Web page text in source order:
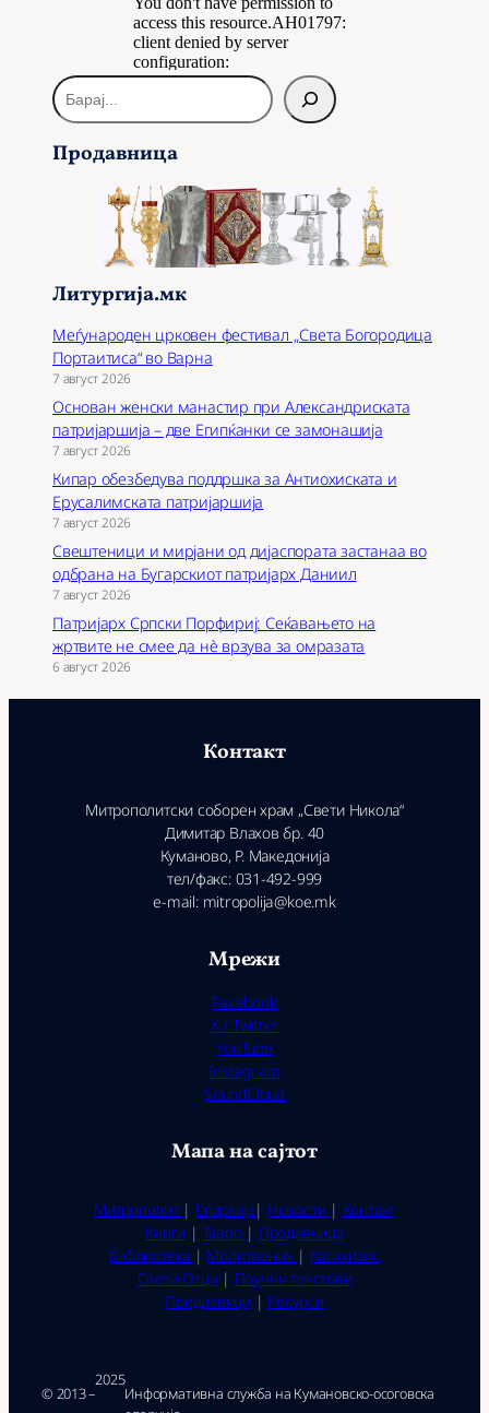
Б
а
а
Продавница
Литургија.мк
Меѓународен црковен фестивал „Света Богородица
Портаитиса“ во Варна
7 август 2026
Основан женски манастир при Александриската
патријаршија – две Египќанки се замонашија
7 август 2026
Кипар обезбедува поддршка за Антиохиската и
Ерусалимската патријаршија
7 август 2026
Свештеници и мирјани од дијаспората застанаа во
одбрана на Бугарскиот патријарх Даниил
7 август 2026
Патријарх Српски Порфириј: Сеќавањето на
жртвите не смее да нѐ врзува за омразата
6 август 2026
Контакт
Митрополитски соборен храм „Свети Никола“
Димитар Влахов бр. 40
Куманово, Р. Македонија
тел/факс: 031-492-999
e-mail: mitropolija@koe.mk
Мрежи
Facebook
X / Twitter
YouTube
Instagram
SoundCloud
Мапа на сајтот
Митрополит | Епархија| Новости | Контакт
Книги | Тавор | Продавница
Библиотека | Молитвеник | Катихизис
Свети Отци| Поучни текстови
Предизвици | Ресурси
© 2013 –
2025
Ин­фор­ма­тив­на служ­ба на Ку­ма­нов­ско-осо­гов­ска